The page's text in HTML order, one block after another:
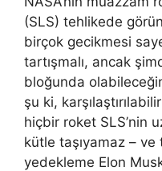
(SLS) tehlikede
birçok gecikmesi
tartışmalı, ancak
bloğunda
şu ki,
hiçbir roket SLS’nin
kütle taşıyamaz –
yedekleme Elon